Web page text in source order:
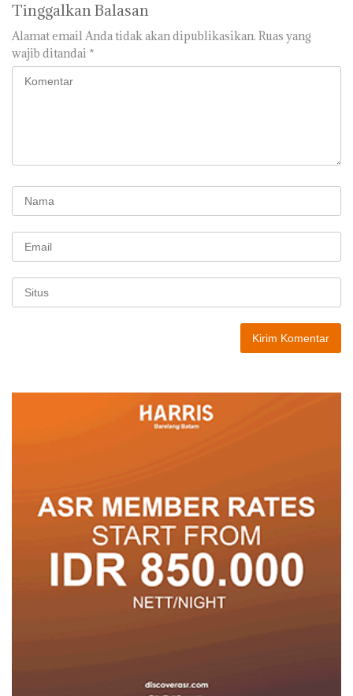
Tinggalkan Balasan
Alamat email Anda tidak akan dipublikasikan. Ruas yang
wajib ditandai *